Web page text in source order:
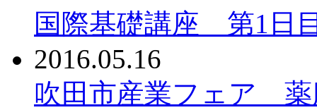
国際基礎講座 第1日
2016.05.16
吹田市産業フェア 薬